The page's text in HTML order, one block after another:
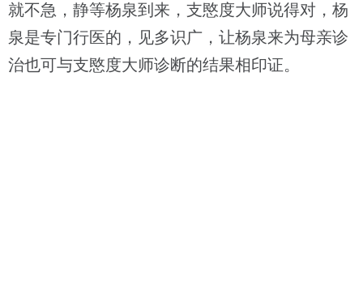
就不急，静等杨泉到来，支愍度大师说得对，杨
泉是专门行医的，见多识广，让杨泉来为母亲诊
治也可与支愍度大师诊断的结果相印证。